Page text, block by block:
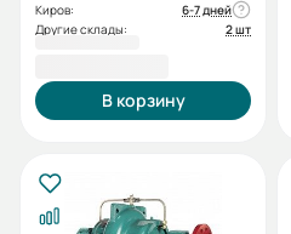
Киров:
6-7 дней
Другие склады:
2 шт
В корзину